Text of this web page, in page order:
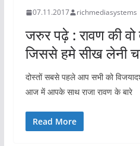
07.11.2017 richmediasystems
जरुर पढ़े : रावण की वो
जिससे हमे सीख लेनी
दोस्तों सबसे पहले आप सभी को
आज में आपके साथ राजा रावण के बारे
Read More